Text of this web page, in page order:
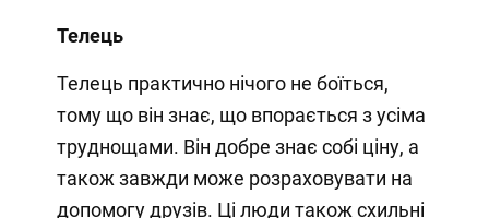
Телець
Телець практично нічого не боїться,
тому що він знає, що впорається з усіма
труднощами. Він добре знає собі ціну, а
також завжди може розраховувати на
допомогу друзів. Ці люди також схильні